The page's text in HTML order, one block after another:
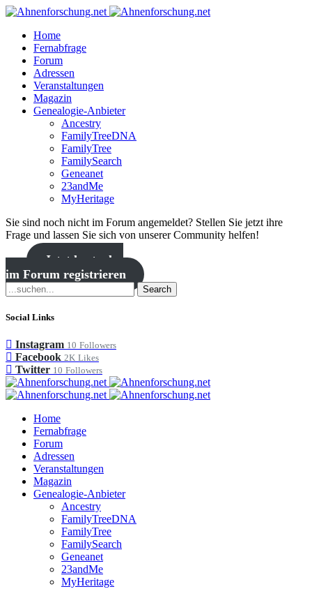
Home
Fernabfrage
Forum
Adressen
Veranstaltungen
Magazin
Genealogie-Anbieter
Ancestry
FamilyTreeDNA
FamilyTree
FamilySearch
Geneanet
23andMe
MyHeritage
Sie sind noch nicht im Forum angemeldet? Stellen Sie jetzt ihre
Frage und lassen Sie sich von unserer Community helfen!
Jetzt kostenlos
im Forum registrieren
Search
Social Links
Instagram 10 Followers
Facebook 2K Likes
Twitter 10 Followers
Home
Fernabfrage
Forum
Adressen
Veranstaltungen
Magazin
Genealogie-Anbieter
Ancestry
FamilyTreeDNA
FamilyTree
FamilySearch
Geneanet
23andMe
MyHeritage